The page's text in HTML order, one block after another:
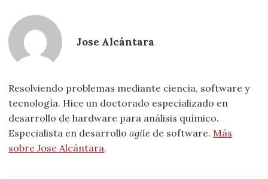
Jose Alcántara
Resolviendo problemas mediante ciencia, software y
tecnología. Hice un doctorado especializado en
desarrollo de hardware para análisis químico.
Especialista en desarrolloagile de software. Más
sobre Jose Alcántara.